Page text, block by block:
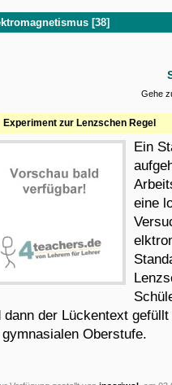
[38]
Gehe
Experiment zur Lenzschen Regel
Ein
eine
dann der Lückentext
Oberstufe.